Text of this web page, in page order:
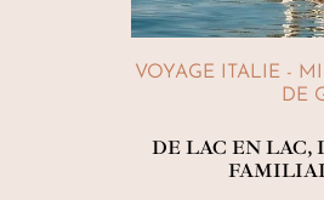
VOYAGE ITALIE -
DE
DE LAC EN LAC,